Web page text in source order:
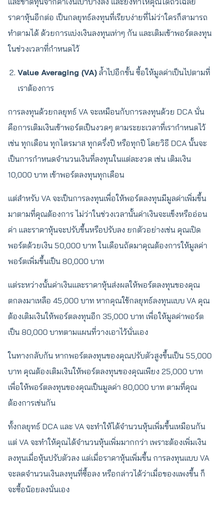
ราคาหุ้นอีกต่อ เป็นกลยุทธ์ลงทุนที่เรียบง่ายที่ไม่ว่าใครก็สามารถ
ทำตามได้ ด้วยการแบ่งเงินลงทุนเท่าๆ กัน และเติมเข้าพอร์ตลงทุน
ในช่วงเวลาที่กำหนดไว้
Value Averaging (VA) ล้ำไปอีกขั้น ซื้อให้มูลค่าเป็นไปตามที่
เราต้องการ
การลงทุนด้วยกลยุทธ์ VA จะเหมือนกับการลงทุนด้วย DCA นั่น
คือการเติมเงินเข้าพอร์ตเป็นงวดๆ ตามระยะเวลาที่เรากำหนดไว้
เช่น ทุกเดือน ทุกไตรมาส ทุกครึ่งปี หรือทุกปี โดยวิธี DCA นั้นจะ
เป็นการกำหนดจำนวนเงินที่ลงทุนในแต่ละงวด เช่น เติมเงิน
10,000 บาท เข้าพอร์ตลงทุนทุกเดือน
แต่สำหรับ VA จะเป็นการลงทุนเพื่อให้พอร์ตลงทุนมีมูลค่าเพิ่มขึ้น
มาตามที่คุณต้องการ ไม่ว่าในช่วงเวลานั้นค่าเงินจะแข็งหรืออ่อน
ค่า และราคาหุ้นจะปรับขึ้นหรือปรับลง ยกตัวอย่างเช่น คุณเปิด
พอร์ตด้วยเงิน 50,000 บาท ในเดือนถัดมาคุณต้องการให้มูลค่า
พอร์ตเพิ่มขึ้นเป็น 80,000 บาท
แต่ระหว่างนั้นค่าเงินและราคาหุ้นส่งผลให้พอร์ตลงทุนของคุณ
ตกลงมาเหลือ 45,000 บาท หากคุณใช้กลยุทธ์ลงทุนแบบ VA คุณ
ต้องเติมเงินให้พอร์ตลงทุนอีก 35,000 บาท เพื่อให้มูลค่าพอร์ต
เป็น 80,000 บาทตามแผนที่วางเอาไว้นั่นเอง
ในทางกลับกัน หากพอร์ตลงทุนของคุณปรับตัวสูงขึ้นเป็น 55,000
บาท คุณต้องเติมเงินให้พอร์ตลงทุนของคุณเพียง 25,000 บาท
เพื่อให้พอร์ตลงทุนของคุณเป็นมูลค่า 80,000 บาท ตามที่คุณ
ต้องการเช่นกัน
ทั้งกลยุทธ์ DCA และ VA จะทำให้ได้จำนวนหุ้นเพิ่มขึ้นเหมือนกัน
แต่ VA จะทำให้คุณได้จำนวนหุ้นเพิ่มมากกว่า เพราะต้องเพิ่มเงิน
ลงทุนเมื่อหุ้นปรับตัวลง แต่เมื่อราคาหุ้นเพิ่มขึ้น การลงทุนแบบ VA
จะลดจำนวนเงินลงทุนที่ซื้อลง หรือกล่าวได้ว่าเมื่อของแพงขึ้น ก็
จะซื้อน้อยลงนั่นเอง